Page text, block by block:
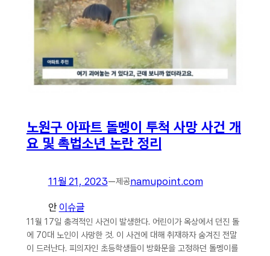
노원구 아파트 돌멩이 투척 사망 사건 개
요 및 촉법소년 논란 정리
11월 21, 2023—제공namupoint.com
안 이슈글
11월 17일 충격적인 사건이 발생한다. 어린이가 옥상에서 던진 돌
에 70대 노인이 사망한 것. 이 사건에 대해 취재하자 숨겨진 전말
이 드러난다. 피의자인 초등학생들이 방화문을 고정하던 돌멩이를